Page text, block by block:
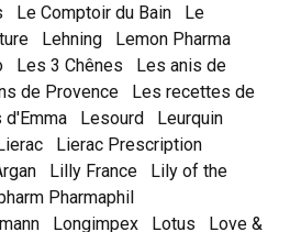
Le Comptoir du Bain
Le
Lehning
Lemon Pharma
Les 3 Chênes
Les anis de
de Provence
Les recettes de
d'Emma Lesourd
Leurquin
Lierac Prescription
Lilly France
Lily of the
Pharmaphil
Longimpex Lotus Love &